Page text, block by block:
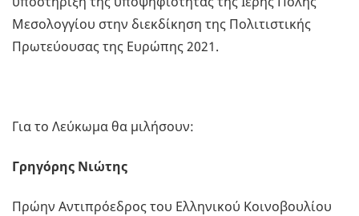
Μεσολογγίου στην διεκδίκηση της Πολιτιστικής
Πρωτεύουσας της Ευρώπης 2021.
Για το Λεύκωμα θα μιλήσουν:
Γρηγόρης Νιώτης
Πρώην Αντιπρόεδρος του Ελληνικού Κοινοβουλίου